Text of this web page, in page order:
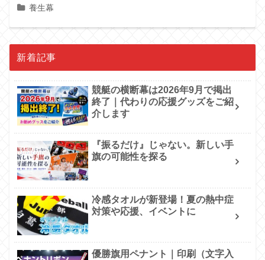
養生幕
新着記事
競艇の横断幕は2026年9月で掲出
終了｜代わりの応援グッズをご紹
介します
『振るだけ』じゃない。新しい手
旗の可能性を探る
冷感タオルが新登場！夏の熱中症
対策や応援、イベントに
優勝旗用ペナント｜印刷（文字入